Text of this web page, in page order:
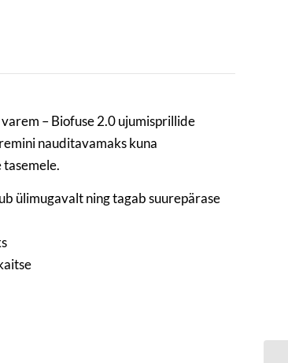
– Biofuse 2.0 ujumisprillide
nauditavamaks kuna
ülimugavalt ning tagab suurepärase